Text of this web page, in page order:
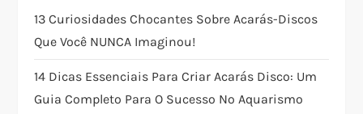
ç
ã
o
13 Curiosidades Chocantes Sobre Acarás-Discos
Que Você NUNCA Imaginou!
14 Dicas Essenciais Para Criar Acarás Disco: Um
Guia Completo Para O Sucesso No Aquarismo